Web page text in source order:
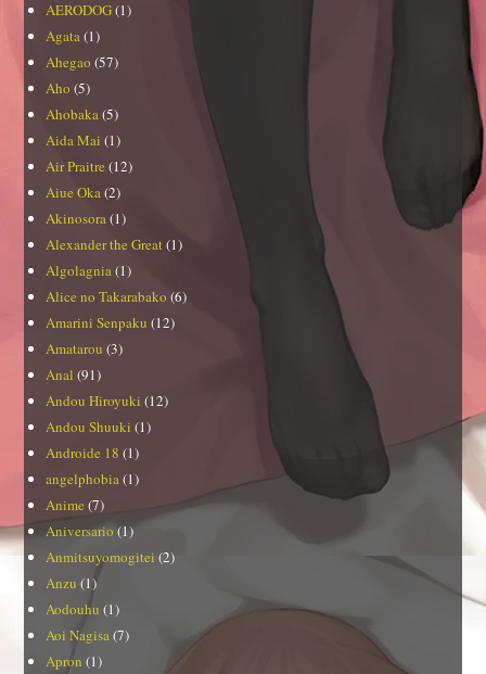
AERODOG(1)
Agata(1)
Ahegao (57)
Aho (5)
Ahobaka(5)
Aida Mai (1)
Air Praitre (12)
Aiue Oka(2)
Akinosora(1)
Alexander the Great(1)
Algolagnia(1)
Alice no Takarabako (6)
Amarini Senpaku (12)
Amatarou (3)
Anal (91)
Andou Hiroyuki (12)
Andou Shuuki (1)
Androide 18 (1)
angelphobia(1)
Anime (7)
Aniversario (1)
Anmitsuyomogitei (2)
Anzu (1)
Aodouhu (1)
Aoi Nagisa(7)
Apron (1)